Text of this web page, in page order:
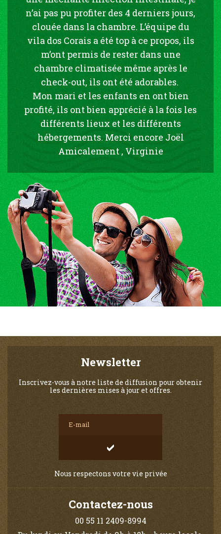
n’ai pas pu profiter des 4 derniers jours,
clouée dans la chambre. L’équipe du
vila dos Corais a été top à ce propos, ils
m’ont permis de rester dans une
chambre climatisée même après le
check-out, ils ont été adorables.
Mon mari et les enfants en ont bien
profité, ils ont bien apprécié à la fois les
différents lieux et les différents
hébergements. Merci encore Joël
Amicalement , Virginie
Newsletter
Inscrivez-vous à notre liste de diffusion pour obtenir
les dernières mises à jour et offres.
Nous respectons votre vie privée
Contactez-nous
00 55 11 2409-8994